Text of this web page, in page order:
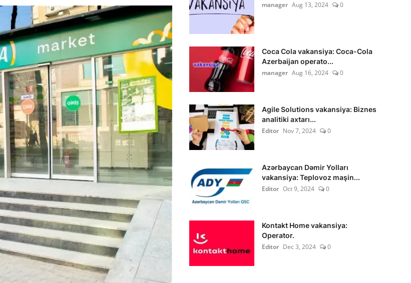
manager Aug 13, 2024 0
Coca Cola vakansiya: Coca-Cola
Azerbaijan operato...
manager Aug 16, 2024 0
Agile Solutions vakansiya: Biznes
analitiki axtarı...
Editor Nov 7, 2024 0
Azərbaycan Dəmir Yolları
vakansiya: Teplovoz maşin...
Editor Oct 9, 2024 0
Kontakt Home vakansiya:
Operator.
Editor Dec 3, 2024 0